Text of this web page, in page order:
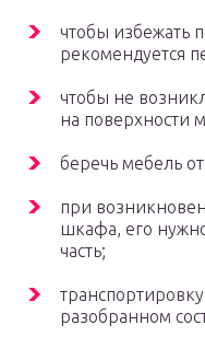
чтобы избежать
рекомендуется
чтобы не
на поверхности
беречь мебель
при
шкафа, его
часть;
разобранном